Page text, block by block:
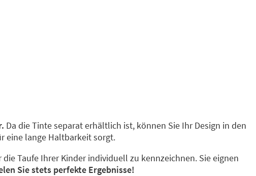
Da die Tinte separat erhältlich ist, können Sie Ihr Design in den
eine lange Haltbarkeit sorgt.
Taufe Ihrer Kinder individuell zu kennzeichnen. Sie eignen
Sie stets perfekte Ergebnisse!